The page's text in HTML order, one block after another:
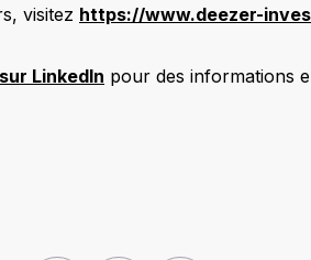
visitez https://www.deezer-
LinkedIn pour des informations